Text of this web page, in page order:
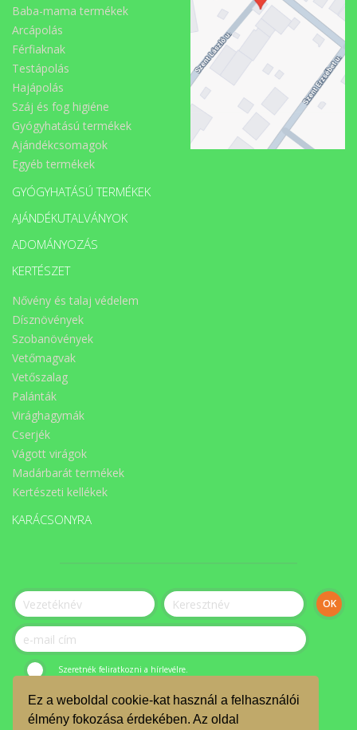
Ez a weboldal cookie-kat használ a felhasználói
élmény fokozása érdekében. Az oldal
Baba-mama termékek
Arcápolás
Férfiaknak
Testápolás
Hajápolás
Száj és fog higiéne
Gyógyhatású termékek
Ajándékcsomagok
Egyéb termékek
GYÓGYHATÁSÚ TERMÉKEK
AJÁNDÉKUTALVÁNYOK
ADOMÁNYOZÁS
KERTÉSZET
Nővény és talaj védelem
Dísznövények
Szobanövények
Vetőmagvak
Vetőszalag
Palánták
Virághagymák
Cserjék
Vágott virágok
Madárbarát termékek
Kertészeti kellékek
KARÁCSONYRA
Szeretnék feliratkozni a hírlevélre.
© ÉLET-Közösség Egyesület 2023.